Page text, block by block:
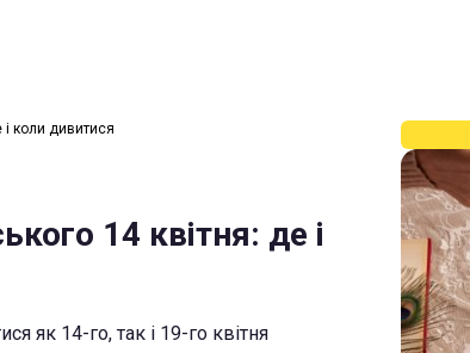
коли дивитися
14 квітня: де і
як 14-го, так і 19-го квітня